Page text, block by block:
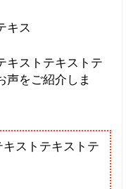
キス
キストテキストテ
声をご紹介しま
ストテキストテ